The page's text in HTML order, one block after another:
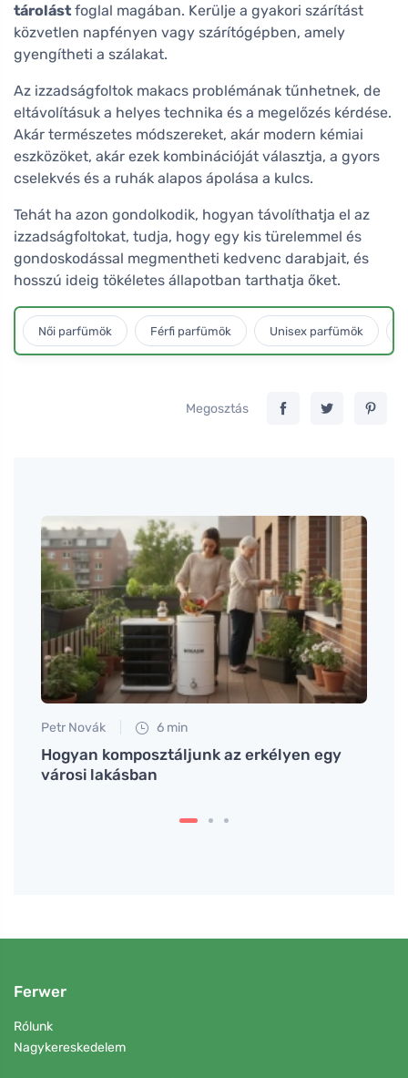
tárolást foglal magában. Kerülje a gyakori szárítást
közvetlen napfényen vagy szárítógépben, amely
gyengítheti a szálakat.
Az izzadságfoltok makacs problémának tűnhetnek, de
eltávolításuk a helyes technika és a megelőzés kérdése.
Akár természetes módszereket, akár modern kémiai
eszközöket, akár ezek kombinációját választja, a gyors
cselekvés és a ruhák alapos ápolása a kulcs.
Tehát ha azon gondolkodik, hogyan távolíthatja el az
izzadságfoltokat, tudja, hogy egy kis türelemmel és
gondoskodással megmentheti kedvenc darabjait, és
hosszú ideig tökéletes állapotban tarthatja őket.
Női parfümök Férfi parfümök Unisex parfümök
Megosztás
Petr Novák 6 min
Hogyan komposztáljunk az erkélyen egy
városi lakásban
Ferwer
Rólunk
Nagykereskedelem